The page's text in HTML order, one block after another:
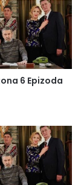
6 Epizoda